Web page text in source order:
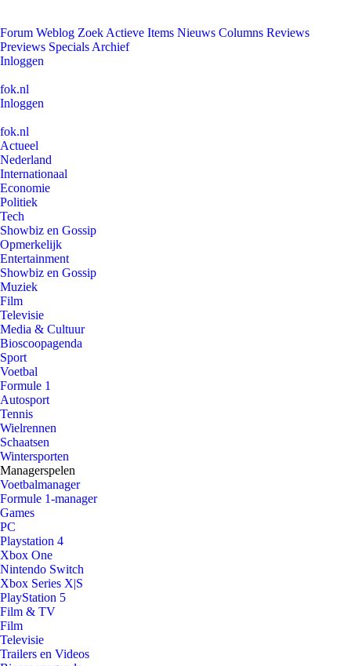
Forum Weblog Zoek Actieve Items Nieuws Columns Reviews
Previews Specials Archief
Inloggen
fok.nl
Inloggen
fok.nl
Actueel
Nederland
Internationaal
Economie
Politiek
Tech
Showbiz en Gossip
Opmerkelijk
Entertainment
Showbiz en Gossip
Muziek
Film
Televisie
Media & Cultuur
Bioscoopagenda
Sport
Voetbal
Formule 1
Autosport
Tennis
Wielrennen
Schaatsen
Wintersporten
Managerspelen
Voetbalmanager
Formule 1-manager
Games
PC
Playstation 4
Xbox One
Nintendo Switch
Xbox Series X|S
PlayStation 5
Film & TV
Film
Televisie
Trailers en Videos